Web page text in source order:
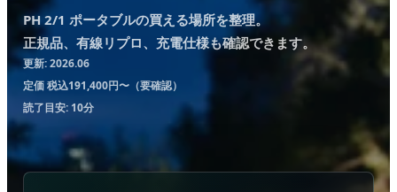
PH 2/1 ポータブルの買える場所を整理。
正規品、有線リプロ、充電仕様も確認できます。
更新: 2026.06
定価 税込191,400円〜（要確認）
読了目安: 10分